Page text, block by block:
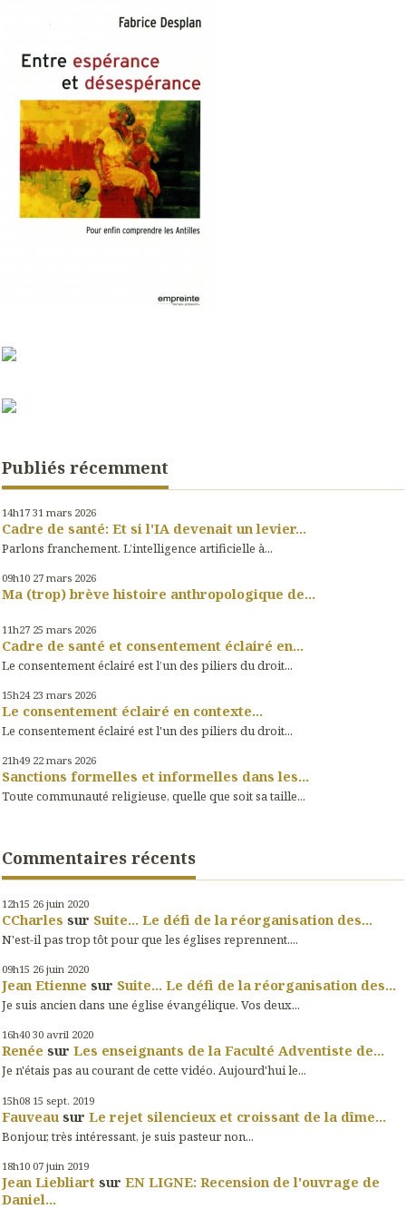
Publiés récemment
14h17 31 mars 2026
Cadre de santé: Et si l'IA devenait un levier...
Parlons franchement. L’intelligence artificielle à...
09h10 27 mars 2026
Ma (trop) brève histoire anthropologique de...
11h27 25 mars 2026
Cadre de santé et consentement éclairé en...
Le consentement éclairé est l’un des piliers du droit...
15h24 23 mars 2026
Le consentement éclairé en contexte...
Le consentement éclairé est l'un des piliers du droit...
21h49 22 mars 2026
Sanctions formelles et informelles dans les...
Toute communauté religieuse, quelle que soit sa taille...
Commentaires récents
12h15 26 juin 2020
CCharles sur Suite... Le défi de la réorganisation des...
N'est-il pas trop tôt pour que les églises reprennent....
09h15 26 juin 2020
Jean Etienne sur Suite... Le défi de la réorganisation des...
Je suis ancien dans une église évangélique. Vos deux...
16h40 30 avril 2020
Renée sur Les enseignants de la Faculté Adventiste de...
Je n'étais pas au courant de cette vidéo. Aujourd'hui le...
15h08 15 sept. 2019
Fauveau sur Le rejet silencieux et croissant de la dîme...
Bonjour, très intéressant, je suis pasteur non...
18h10 07 juin 2019
Jean Liebliart sur EN LIGNE: Recension de l'ouvrage de
Daniel...